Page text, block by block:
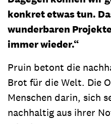
konkret etwas tun.
wunderbaren
immer wieder.“
Pruin betont die
Brot für die Welt. Die
Menschen darin, sich
nachhaltig aus ihrer